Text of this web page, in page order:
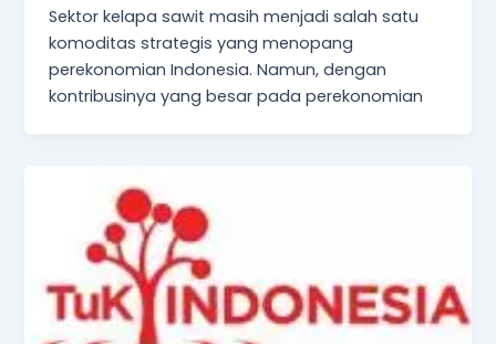
Sektor kelapa sawit masih menjadi salah satu
komoditas strategis yang menopang
perekonomian Indonesia. Namun, dengan
kontribusinya yang besar pada perekonomian